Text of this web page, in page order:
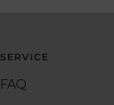
SERVICE
FAQ